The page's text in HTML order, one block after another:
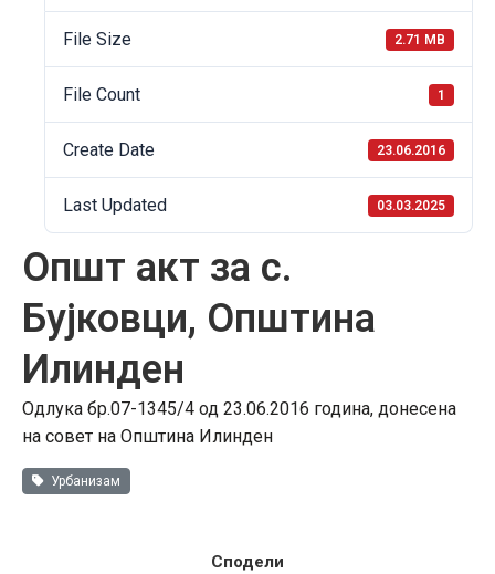
File Size 2.71 MB
File Count 1
Create Date 23.06.2016
Last Updated 03.03.2025
Општ акт за с.
Бујковци, Општина
Илинден
Одлука бр.07-1345/4 од 23.06.2016 година, донесена
на совет на Општина Илинден
Урбанизам
Сподели